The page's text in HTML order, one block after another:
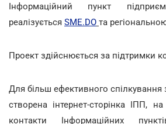
Інформаційний пункт
реалізується SME.DO та
Проект здійснюється за підтримки
Для більш ефективного
створена інтернет-сторінка ІПП,
контакти Інформаційних